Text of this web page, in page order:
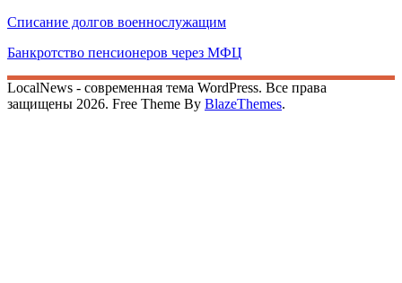
Списание долгов военнослужащим
Банкротство пенсионеров через МФЦ
LocalNews - современная тема WordPress. Все права
защищены 2026. Free Theme By BlazeThemes.